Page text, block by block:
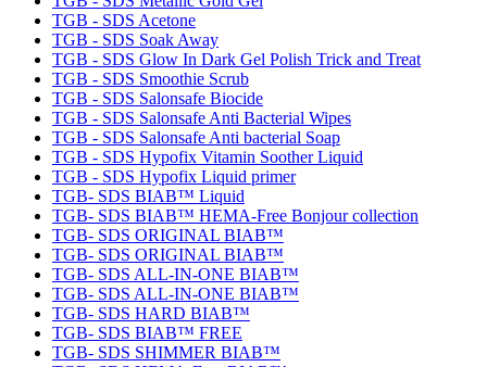
TGB - SDS Acetone
TGB - SDS Soak Away
TGB - SDS Glow In Dark Gel Polish Trick and Treat
TGB - SDS Smoothie Scrub
TGB - SDS Salonsafe Biocide
TGB - SDS Salonsafe Anti Bacterial Wipes
TGB - SDS Salonsafe Anti bacterial Soap
TGB - SDS Hypofix Vitamin Soother Liquid
TGB - SDS Hypofix Liquid primer
TGB- SDS BIAB™ Liquid
TGB- SDS BIAB™ HEMA-Free Bonjour collection
TGB- SDS ORIGINAL BIAB™
TGB- SDS ORIGINAL BIAB™
TGB- SDS ALL-IN-ONE BIAB™
TGB- SDS ALL-IN-ONE BIAB™
TGB- SDS HARD BIAB™
TGB- SDS BIAB™ FREE
TGB- SDS SHIMMER BIAB™